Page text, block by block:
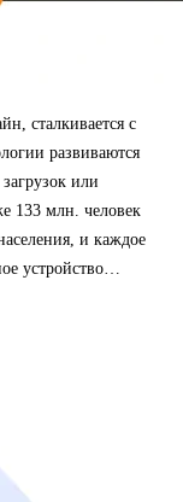
сталкивается с
развиваются
или
133 млн. человек
и каждое
устройство…